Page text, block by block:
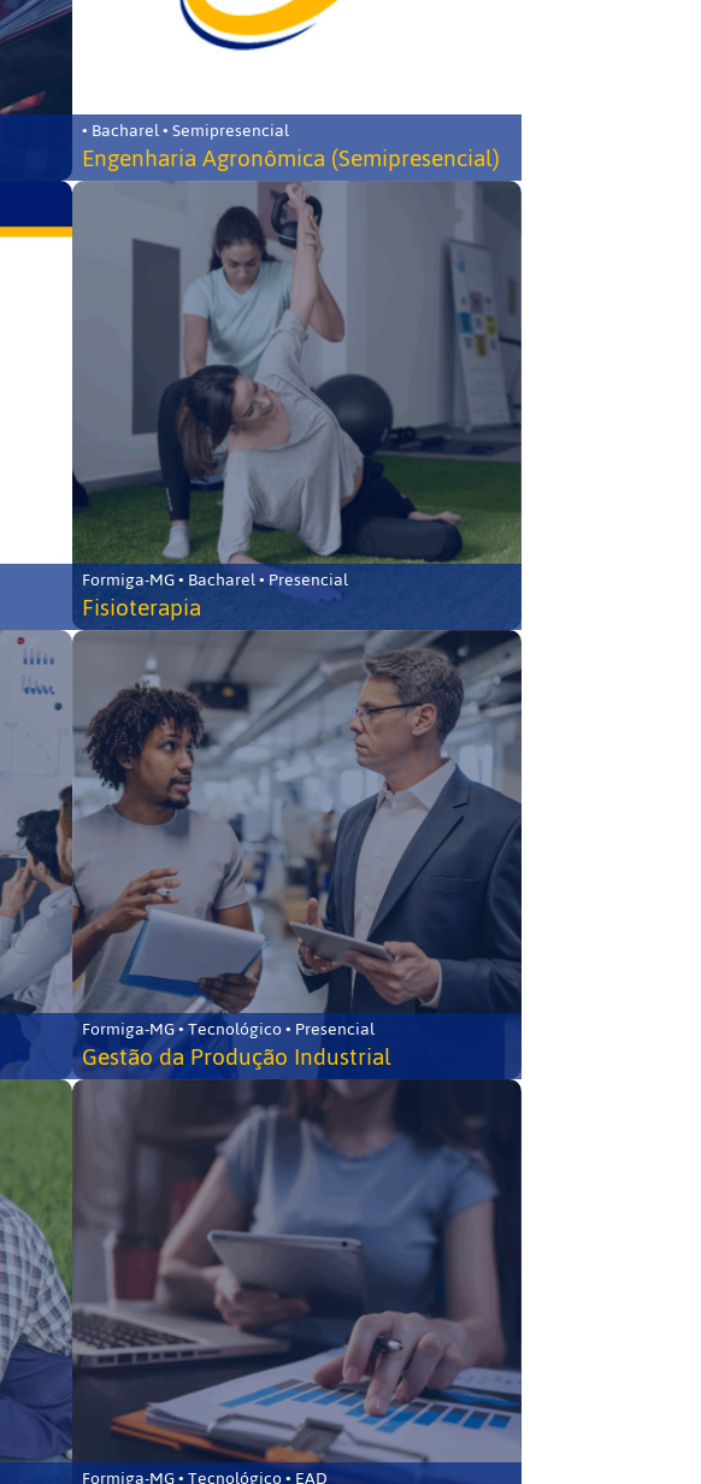
• Bacharel • Semipresencial
Engenharia Agronômica (Semipresencial)
Formiga-MG • Bacharel • Presencial
Fisioterapia
Formiga-MG • Tecnológico • Presencial
Gestão da Produção Industrial